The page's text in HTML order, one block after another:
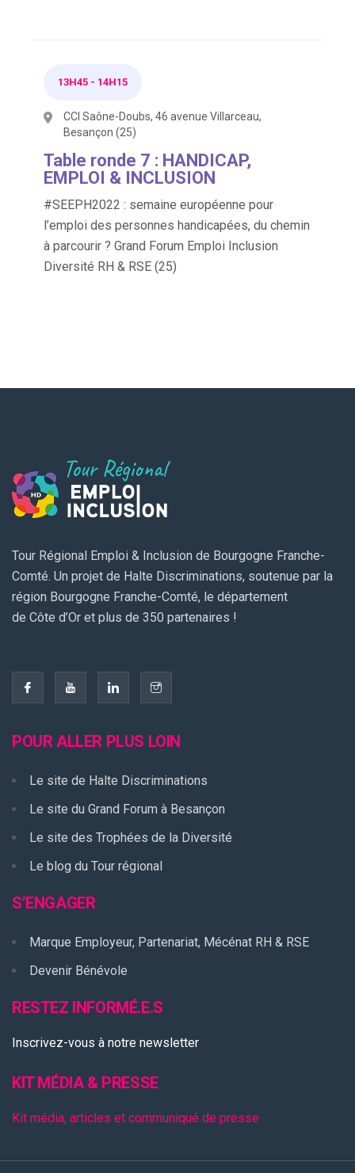
13H45 - 14H15
CCI Saône-Doubs, 46 avenue Villarceau,
Besançon (25)
Table ronde 7 : HANDICAP,
EMPLOI & INCLUSION
#SEEPH2022 : semaine européenne pour
l’emploi des personnes handicapées, du chemin
à parcourir ? Grand Forum Emploi Inclusion
Diversité RH & RSE (25)
Tour Régional Emploi & Inclusion de Bourgogne Franche-
Comté. Un projet de Halte Discriminations, soutenue par la
région Bourgogne Franche-Comté, le département
de Côte d’Or et plus de 350 partenaires !
POUR ALLER PLUS LOIN
Le site de Halte Discriminations
Le site du Grand Forum à Besançon
Le site des Trophées de la Diversité
Le blog du Tour régional
S’ENGAGER
Marque Employeur, Partenariat, Mécénat RH & RSE
Devenir Bénévole
RESTEZ INFORMÉ.E.S
Inscrivez-vous à notre newsletter
KIT MÉDIA & PRESSE
Kit média, articles et communiqué de presse